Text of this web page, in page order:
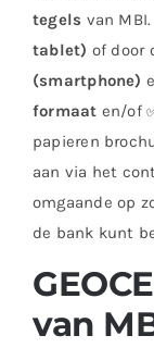
tegels van
tablet) of door
(smartphone)
formaat en/of
papieren
aan via het
omgaande op
de bank kunt
van